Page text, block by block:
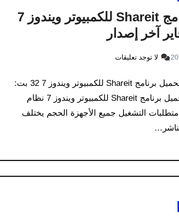
آخر إصدار
لا توجد تعليقات
معلومات حول تحميل برنامج Shareit للكمبيوتر ويندوز 7 32 بت:
اسم البرنامج تحميل برنامج Shareit للكمبيوتر ويندوز 7 نظام
متطلبات التشغيل جميع الأجهزة الحجم يختلف